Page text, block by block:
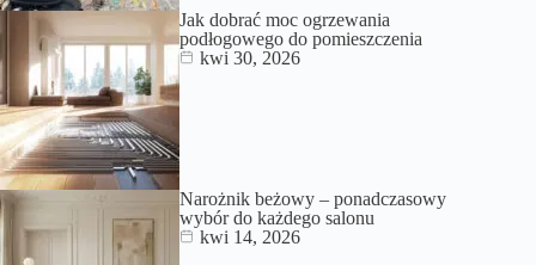
Jak dobrać moc ogrzewania
podłogowego do pomieszczenia
kwi 30, 2026
Narożnik beżowy – ponadczasowy
wybór do każdego salonu
kwi 14, 2026